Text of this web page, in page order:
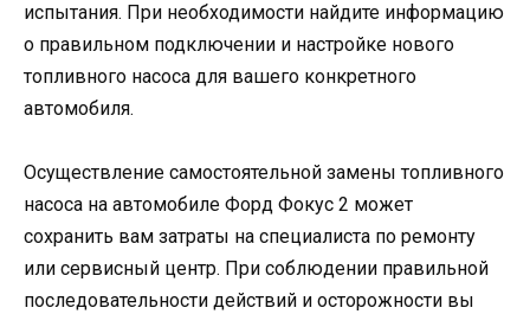
испытания. При необходимости найдите информацию
о правильном подключении и настройке нового
топливного насоса для вашего конкретного
автомобиля.
Осуществление самостоятельной замены топливного
насоса на автомобиле Форд Фокус 2 может
сохранить вам затраты на специалиста по ремонту
или сервисный центр. При соблюдении правильной
последовательности действий и осторожности вы